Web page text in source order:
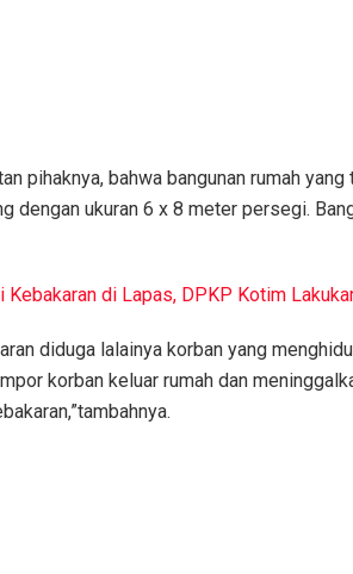
pihaknya, bahwa bangunan rumah
dengan ukuran 6 x 8 meter persegi.
Kebakaran di Lapas, DPKP Kotim
diduga lalainya korban yang
korban keluar rumah dan